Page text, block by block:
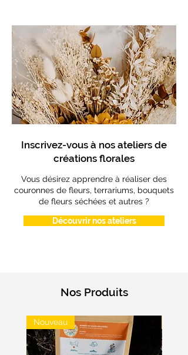
Inscrivez-vous à nos ateliers de
créations florales
Vous désirez apprendre à réaliser des
couronnes de fleurs, terrariums, bouquets
de fleurs séchées et autres ?
Découvrir nos ateliers
Nos Produits
Nouveau